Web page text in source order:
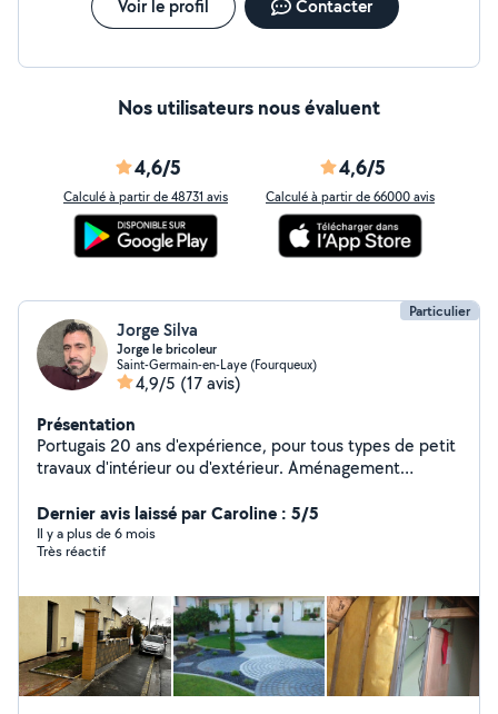
Voir le profil Contacter
Nos utilisateurs nous évaluent
4,6/5
Calculé à partir de 48731 avis
4,6/5
Calculé à partir de 66000 avis
Particulier
Jorge Silva
Jorge le bricoleur
Saint-Germain-en-Laye (Fourqueux)
4,9/5 (17 avis)
Présentation
Portugais 20 ans d'expérience, pour tous types de petit
travaux d'intérieur ou d'extérieur. Aménagement
gravats par camion si besoin Terrassement Divers
services
Dernier avis laissé par Caroline : 5/5
Il y a plus de 6 mois
Très réactif